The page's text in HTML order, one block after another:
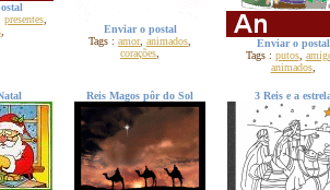
presentes,
,
Enviar o postal
Tags : amor, animados
corações
Enviar o postal
Tags : putos,
animados,
Reis Magos pôr do Sol 3 Reis e a